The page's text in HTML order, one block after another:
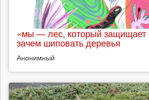
«мы — лес, который защищает
зачем шиповать деревья
Анонимный